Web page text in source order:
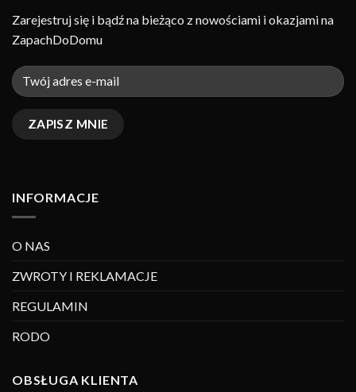
Zarejestruj się i bądź na bieżąco z nowościami i okazjami na
ZapachDoDomu
INFORMACJE
O NAS
ZWROTY I REKLAMACJE
REGULAMIN
RODO
OBSŁUGA KLIENTA